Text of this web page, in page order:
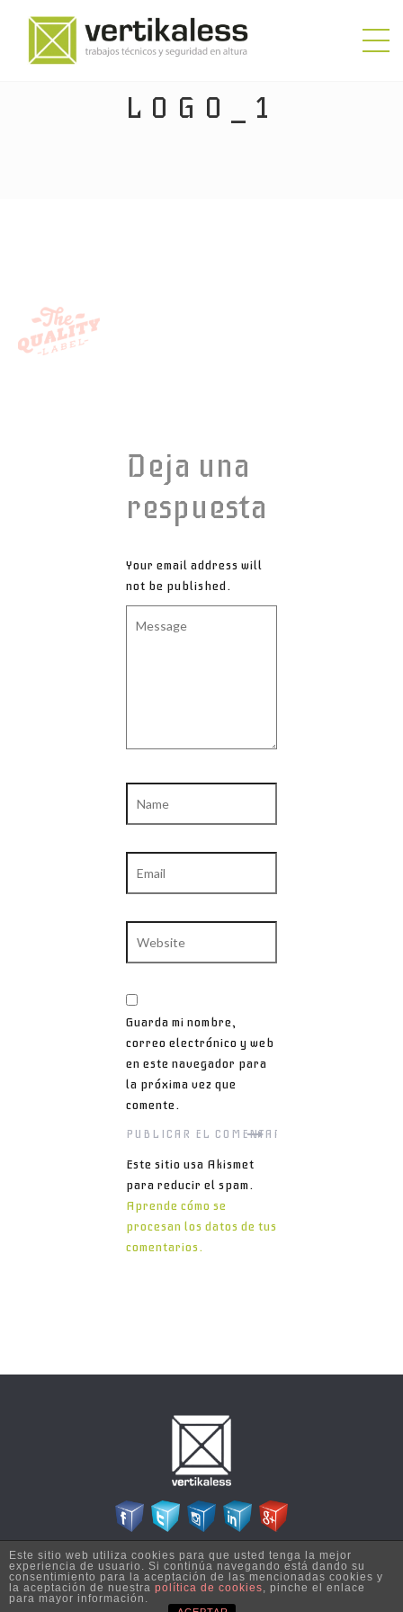
LOGO_1
Deja una
respuesta
Your email address will
not be published.
Guarda mi nombre,
correo electrónico y web
en este navegador para
la próxima vez que
comente.
Este sitio usa Akismet
para reducir el spam.
Aprende cómo se
procesan los datos de tus
comentarios.
Copyright © 2026 Vertikaless - Todos los derechos reservados | Diseñado por
Esija Informática S.L.
Este sitio web utiliza cookies para que usted tenga la mejor
experiencia de usuario. Si continúa navegando está dando su
consentimiento para la aceptación de las mencionadas cookies y
la aceptación de nuestra política de cookies, pinche el enlace
para mayor información.